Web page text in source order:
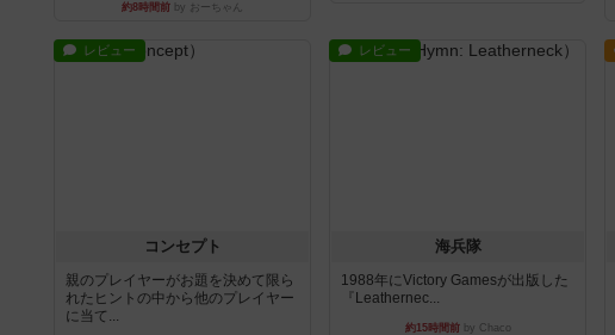
約8時間前 by おーちゃん
レビュー
コンセプト
親のプレイヤーがお題を決めて限ら
れたヒントの中から他のプレイヤー
に当て...
レビュー
海兵隊
1988年にVictory Gamesが出版した
『Leathernec...
約15時間前by Chaco